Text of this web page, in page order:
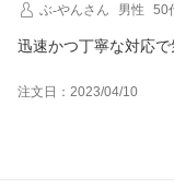
ぶ-やんさん
男性 50
迅速かつ丁寧な対応で
注文日：2023/04/10